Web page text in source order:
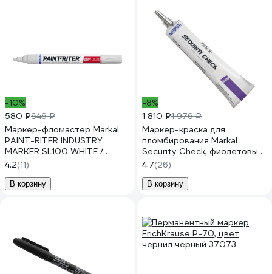
-10%
580 ₽646 ₽
Маркер-фломастер Markal
PAINT-RITER INDUSTRY
MARKER SL100 WHITE /
белый 31240120
4.2(11)
В корзину
-8%
1 810 ₽1 976 ₽
Маркер-краска для
пломбирования Markal
Security Check, фиолетовый
96675
4.7(26)
В корзину